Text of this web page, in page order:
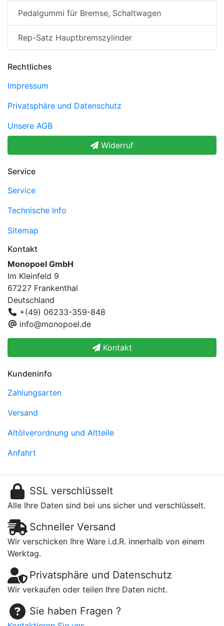
Pedalgummi für Bremse, Schaltwagen
Rep-Satz Hauptbremszylinder
Rechtliches
Impressum
Privatsphäre und Datenschutz
Unsere AGB
Widerruf
Service
Service
Technische Info
Sitemap
Kontakt
Monopoel GmbH
Im Kleinfeld 9
67227 Frankenthal
Deutschland
+(49) 06233-359-848
info@monopoel.de
Kontakt
Kundeninfo
Zahlungsarten
Versand
Altölverordnung und Altteile
Anfahrt
SSL verschlüsselt
Alle Ihre Daten sind bei uns sicher und verschlüsselt.
Schneller Versand
Wir verschicken Ihre Ware i.d.R. innerhalb von einem
Werktag.
Privatsphäre und Datenschutz
Wir verkaufen oder teilen Ihre Daten nicht.
Sie haben Fragen ?